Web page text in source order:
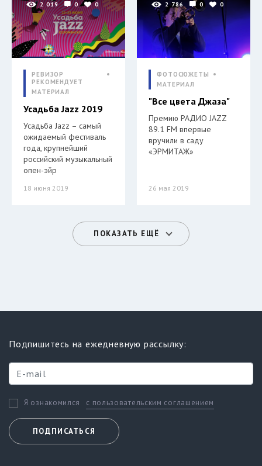
2 019 0 0
РЕВИЗОР
РЕКОМЕНДУЕТ
МАТЕРИАЛ
Усадьба Jazz 2019
Усадьба Jazz – самый
ожидаемый фестиваль
года, крупнейший
российский музыкальный
опен-эйр
18 июня 2019
2 786 0 0
ФОТОСЮЖЕТЫ
МАТЕРИАЛ
"Все цвета Джаза"
Премию РАДИО JAZZ
89.1 FM впервые
вручили в саду
«ЭРМИТАЖ»
26 мая 2019
ПОКАЗАТЬ ЕЩЁ
Подпишитесь на ежедневную рассылку:
Я ознакомился с пользовательским соглашением
ПОДПИСАТЬСЯ